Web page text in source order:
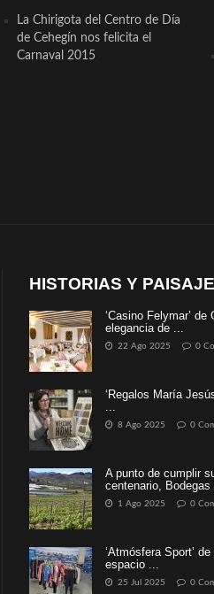
La Chirigota del Centro de Día
de Cehegín nos felicita el
Carnaval 2015
HISTORIAS Y
‘Casino Felymar’ de
elegancia de ...
22 Ago 2025 0
‘Regalos María
8 Ago 2025 0
A punto de cumplir
centenario, Bodegas
1 Ago 2025 0
‘Atmósfera Sport’
espacio ...
25 Jul 2025 0